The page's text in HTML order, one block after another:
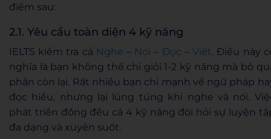
điểm sau:
2.1. Yêu cầu toàn diện 4 kỹ năng
IELTS kiểm tra cả Nghe – Nói – Đọc –Viết. Điều này
nghĩa là bạn không thể chỉ giỏi 1-2 kỹ năng mà bỏ
phần còn lại. Rất nhiều bạn chỉ mạnh về ngữ pháp
đọc hiểu, nhưng lại lúng túng khi nghe và nói.
phát triển đồng đều cả 4 kỹ năng đòi hỏi sự luyện
đa dạng và xuyên suốt.